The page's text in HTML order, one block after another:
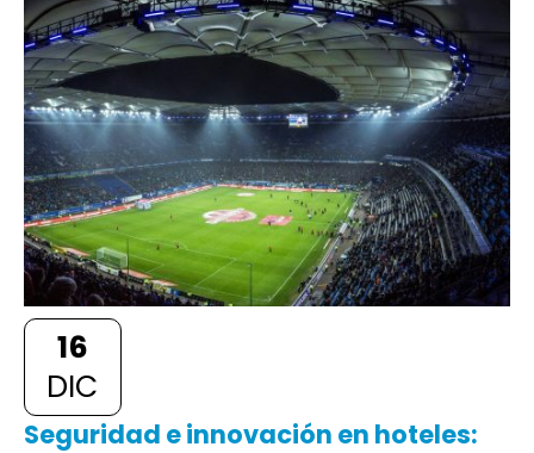
16
DIC
Seguridad e innovación en hoteles: